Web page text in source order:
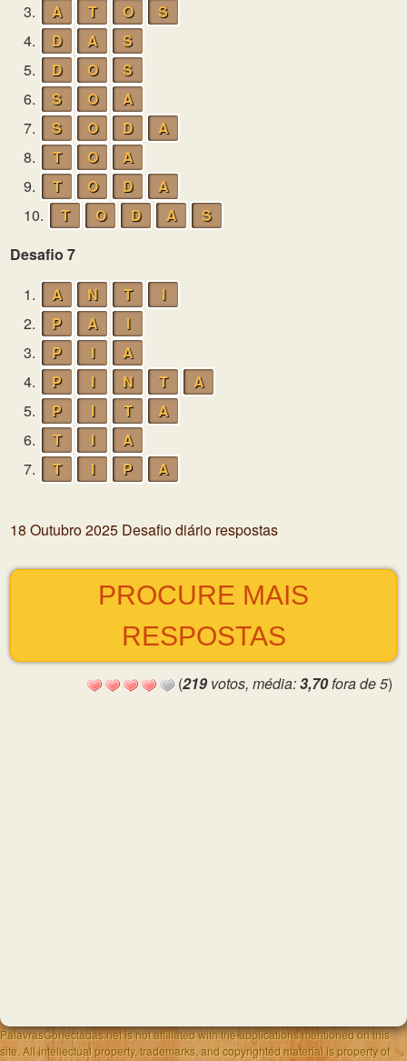
3.
A T O
S
4.
D A
S
5.
D O
S
6.
S O
A
7.
S O D
A
8.
T O
A
9.
T O D
A
10.
T O D A
S
Desafio 7
1.
A N T
I
2.
P A
I
3.
P I
A
4.
P I N T
A
5.
P I T
A
6.
T I
A
7.
T I P A
18 Outubro 2025 Desafio diário respostas
PROCURE MAIS
RESPOSTAS
(219 votos, média:3,70fora de 5)
PalavrasConectadas.net is not affiliated with the applications mentioned on this
site. All intellectual property, trademarks, and copyrighted material is property of